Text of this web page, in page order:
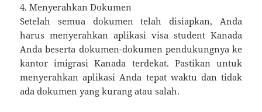
4. Menyerahkan Dokumen
Setelah semua dokumen telah disiapkan, Anda
harus menyerahkan aplikasi visa student Kanada
Anda beserta dokumen-dokumen pendukungnya ke
kantor imigrasi Kanada terdekat. Pastikan untuk
menyerahkan aplikasi Anda tepat waktu dan tidak
ada dokumen yang kurang atau salah.